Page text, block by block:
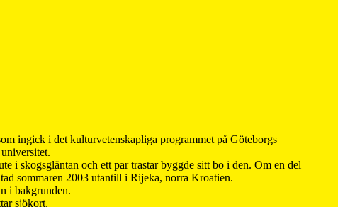
ingick i det kulturvetenskapliga programmet på Göteborgs
i skogsgläntan och ett par trastar byggde sitt bo i den. Om en del
sommaren 2003 utantill i Rijeka, norra Kroatien.
i bakgrunden.
sjökort.